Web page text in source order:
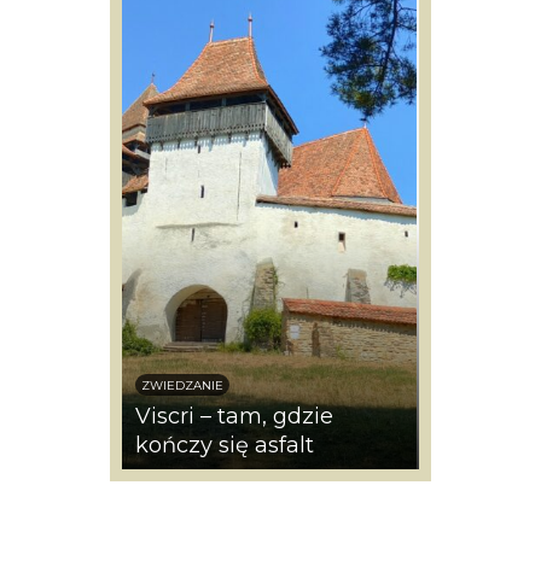
ZWIEDZANIE
Viscri – tam, gdzie
kończy się asfalt